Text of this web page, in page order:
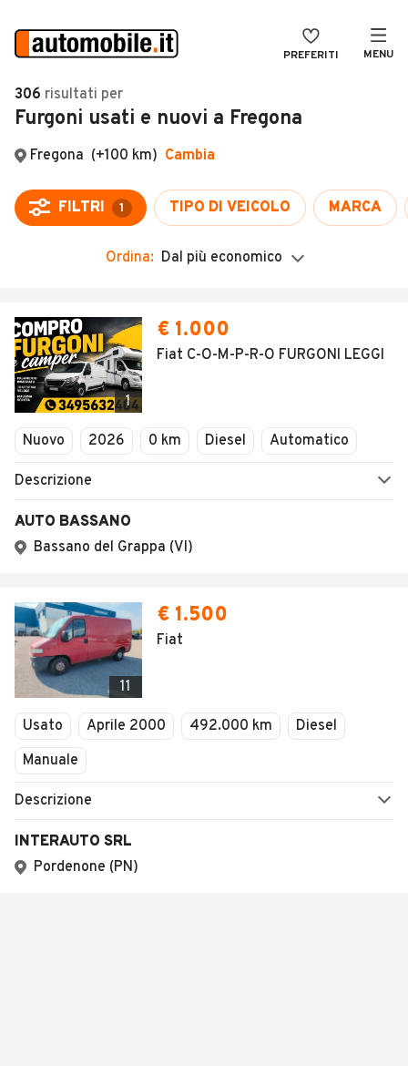
PREFERITI MENU
Auto
Auto usate
Auto Km 0
Auto Nuove
Noleggio a lungo termine
Moto
Camper
Veicoli Commerciali
Concessionari
VENDI
MAGAZINE
ACCEDI
306 risultati per
Furgoni usati e nuovi a Fregona
Ordina: Dal più economico
1
€ 1.000
Fiat C-O-M-P-R-O FURGONI LEGGI
Nuovo 2026 0 km Diesel Automatico
Descrizione
AUTO BASSANO
Bassano del Grappa (VI)
11
€ 1.500
Fiat
Usato Aprile 2000 492.000 km
Diesel
Manuale
Descrizione
INTERAUTO SRL
Pordenone (PN)